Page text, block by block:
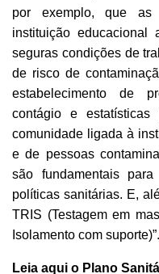
por exemplo, que as
instituição
seguras condições de
de risco de
estabelecimento de
contágio e
comunidade ligada à
e de pessoas
são fundamentais
políticas sanitárias. E,
TRIS (Testagem em
Isolamento com suporte)”.
Leia aqui o Plano